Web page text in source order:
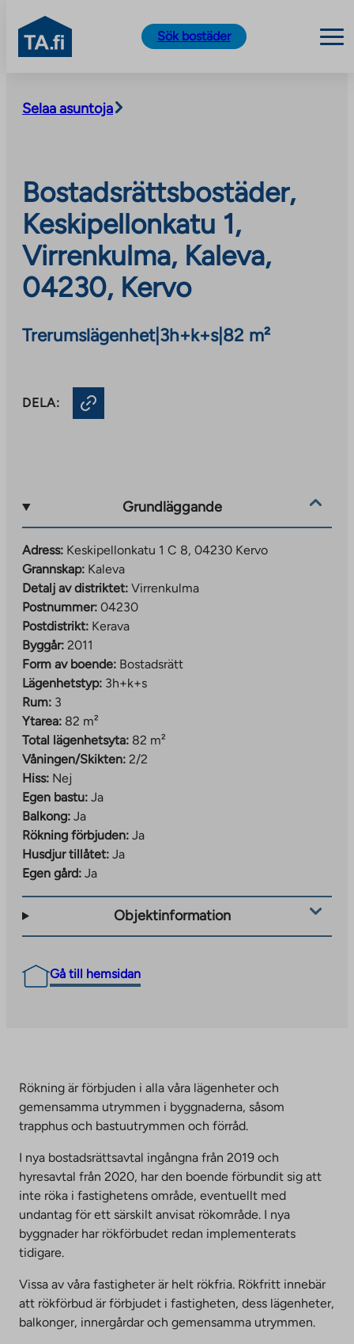
content
TA.fi
Sök bostäder
Selaa asuntoja
Bostadsrättsbostäder,
Keskipellonkatu 1,
Virrenkulma, Kaleva,
04230, Kervo
Trerumslägenhet| 3h+k+s| 82 m²
DELA:
Grundläggande
Adress: Keskipellonkatu 1 C 8, 04230 Kervo
Grannskap: Kaleva
Detalj av distriktet: Virrenkulma
Postnummer: 04230
Postdistrikt: Kerava
Byggår: 2011
Form av boende: Bostadsrätt
Lägenhetstyp: 3h+k+s
Rum: 3
Ytarea: 82 m²
Total lägenhetsyta: 82 m²
Våningen/Skikten: 2/2
Hiss: Nej
Egen bastu: Ja
Balkong: Ja
Rökning förbjuden: Ja
Husdjur tillåtet: Ja
Egen gård: Ja
Objektinformation
Gå till hemsidan
Rökning är förbjuden i alla våra lägenheter och
gemensamma utrymmen i byggnaderna, såsom
trapphus och bastuutrymmen och förråd.
I nya bostadsrättsavtal ingångna från 2019 och
hyresavtal från 2020, har den boende förbundit sig att
inte röka i fastighetens område, eventuellt med
undantag för ett särskilt anvisat rökområde. I nya
byggnader har rökförbudet redan implementerats
tidigare.
Vissa av våra fastigheter är helt rökfria. Rökfritt innebär
att rökförbud är förbjudet i fastigheten, dess lägenheter,
balkonger, innergårdar och gemensamma utrymmen.